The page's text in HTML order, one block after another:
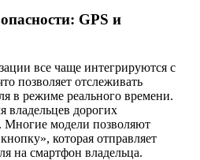
GPS и
все чаще интегрируются с
позволяет отслеживать
в режиме реального времени.
владельцев дорогих
Многие модели позволяют
которая отправляет
на смартфон владельца.